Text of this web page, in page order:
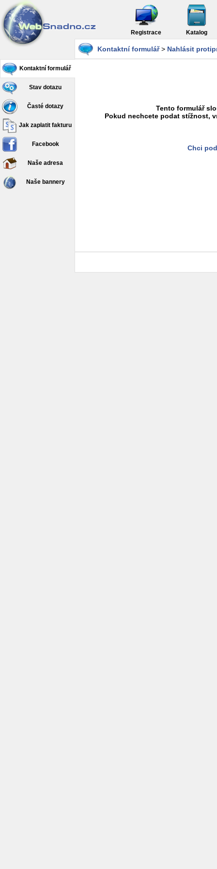
Registrace Katalog
Kontaktní formulář
Stav dotazu
Časté dotazy
Jak zaplatit fakturu
Facebook
Naše adresa
Naše bannery
Kontaktní formulář> Nahlásit
Tento formulář
Pokud nechcete podat stížnost,
Chci